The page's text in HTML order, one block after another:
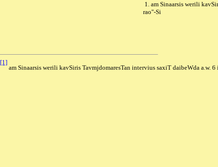
1. am Sinaarsis werili
rao"-Si
[1]
am Sinaarsis werili kavSiris TavmjdomaresTan intervius saxiT daibeWda a.w.